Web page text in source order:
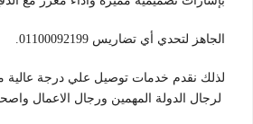
الجاهز لتحدي أي تضاريس 01100092199.
لذلك نقدم خدمات توصيل علي درجة عالية
لرجال الدولة المهمين ورجال الاعمال